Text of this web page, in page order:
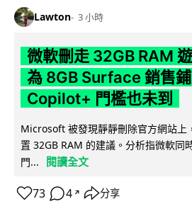
Lawton 3 小時
微軟刪走 32GB RAM
為 8GB Surface 銷售
Copilot+ 門檻也未到
Microsoft 被發現靜靜刪除官方網站上
置 32GB RAM 的建議。分析指微軟同
門...
閱讀全文
73 4 ↗ 分享